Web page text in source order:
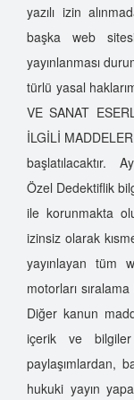
Özel
İzmir Özel
Kimler Özel
Özel Dedektiflik
Özel Dedektiflik
Sahte
Özel Hayatın
Sahte Özel
Türkiye'de Özel
Kimler Dedektif
Özel Dedektif
Özel Dedektif
yazılı izin
başka web
yayınlanması
türlü yasal
VE SANAT
İLGİLİ
başlatılacaktır.
Özel Dedektiflik
ile korunmakta
izinsiz olarak
yayınlayan tüm
motorları
Diğer kanun
içerik ve bilgiler
paylaşımlardan,
hukuki yayın